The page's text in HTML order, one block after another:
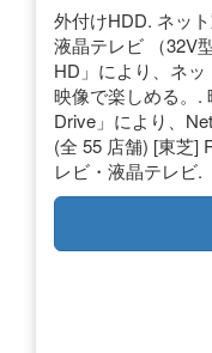
外付けHDD. ネッ
液晶テレビ （32V
HD」により、ネ
映像で楽しめる。.
Drive」により、
(全 55 店舗) [東芝]
レビ・液晶テレビ.